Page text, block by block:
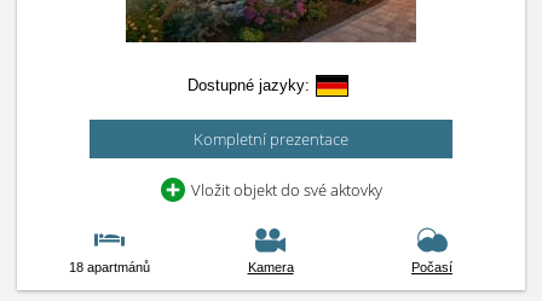
Dostupné jazyky:
Kompletní prezentace
Vložit objekt do své aktovky
18 apartmánů Kamera Počasí